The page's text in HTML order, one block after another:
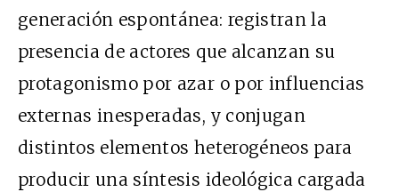
generación espontánea: registran la
presencia de actores que alcanzan su
protagonismo por azar o por influencias
externas inesperadas, y conjugan
distintos elementos heterogéneos para
producir una síntesis ideológica cargada